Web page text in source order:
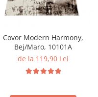
Covor Modern Harmony,
Bej/Maro, 10101A
de la 119,90 Lei